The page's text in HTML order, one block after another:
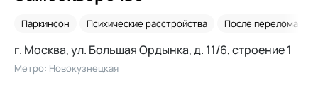
Паркинсон Психические расстройства После перелома
г. Москва, ул. Большая Ордынка, д. 11/6, строение 1
Метро: Новокузнецкая